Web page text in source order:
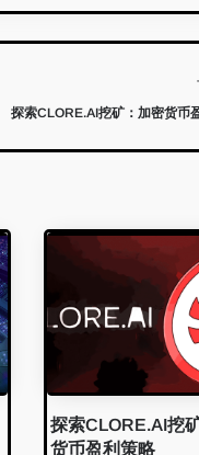
探索CLORE.AI挖矿：加密货币
探索CLORE.AI挖
货币盈利策略